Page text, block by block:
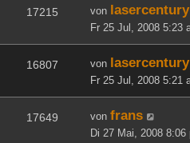
17215 von lasercentury
Fr 25 Jul, 2008 5:23
16807 von lasercentury
Fr 25 Jul, 2008 5:21
17649 von frans
Di 27 Mai, 2008 8:06